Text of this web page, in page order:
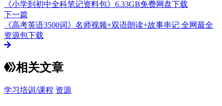
《小学到初中全科笔记资料包》6.33GB免费网盘下载
下一篇
《高考英语3500词》名师视频+双语朗读+故事串记 全网最全
资源包下载
相关文章
学习培训/课程 资源